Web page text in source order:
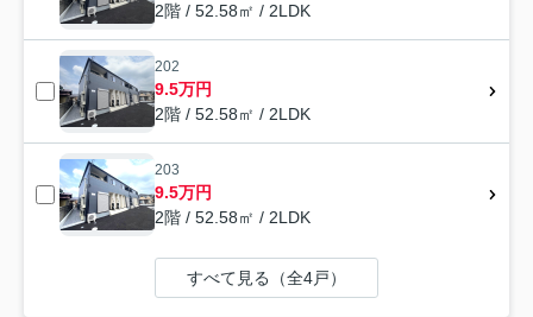
2階 / 52.58㎡ / 2LDK
202
9.5万円
2階 / 52.58㎡ / 2LDK
203
9.5万円
2階 / 52.58㎡ / 2LDK
すべて見る（全4戸）